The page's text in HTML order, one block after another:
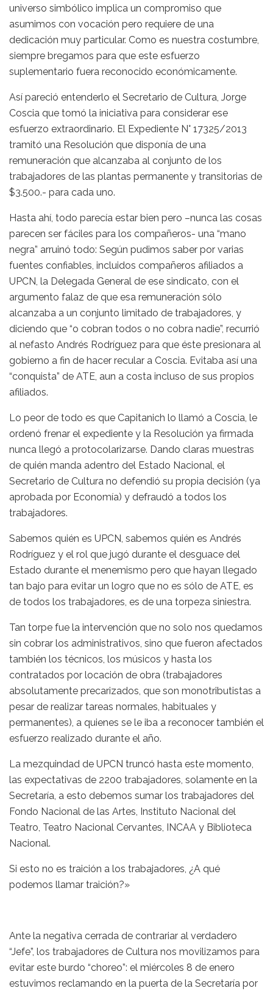
universo simbólico implica un compromiso que
asumimos con vocación pero requiere de una
dedicación muy particular. Como es nuestra costumbre,
siempre bregamos para que este esfuerzo
suplementario fuera reconocido económicamente.
Así pareció entenderlo el Secretario de Cultura, Jorge
Coscia que tomó la iniciativa para considerar ese
esfuerzo extraordinario. El Expediente N° 17325/2013
tramitó una Resolución que disponía de una
remuneración que alcanzaba al conjunto de los
trabajadores de las plantas permanente y transitorias de
$3.500.- para cada uno.
Hasta ahí, todo parecía estar bien pero –nunca las cosas
parecen ser fáciles para los compañeros- una “mano
negra” arruinó todo: Según pudimos saber por varias
fuentes confiables, incluidos compañeros afiliados a
UPCN, la Delegada General de ese sindicato, con el
argumento falaz de que esa remuneración sólo
alcanzaba a un conjunto limitado de trabajadores, y
diciendo que “o cobran todos o no cobra nadie”, recurrió
al nefasto Andrés Rodríguez para que éste presionara al
gobierno a fin de hacer recular a Coscia. Evitaba así una
“conquista” de ATE, aun a costa incluso de sus propios
afiliados.
Lo peor de todo es que Capitanich lo llamó a Coscia, le
ordenó frenar el expediente y la Resolución ya firmada
nunca llegó a protocolarizarse. Dando claras muestras
de quién manda adentro del Estado Nacional, el
Secretario de Cultura no defendió su propia decisión (ya
aprobada por Economía) y defraudó a todos los
trabajadores.
Sabemos quién es UPCN, sabemos quién es Andrés
Rodríguez y el rol que jugó durante el desguace del
Estado durante el menemismo pero que hayan llegado
tan bajo para evitar un logro que no es sólo de ATE, es
de todos los trabajadores, es de una torpeza siniestra.
Tan torpe fue la intervención que no solo nos quedamos
sin cobrar los administrativos, sino que fueron afectados
también los técnicos, los músicos y hasta los
contratados por locación de obra (trabajadores
absolutamente precarizados, que son monotributistas a
pesar de realizar tareas normales, habituales y
permanentes), a quienes se le iba a reconocer también el
esfuerzo realizado durante el año.
La mezquindad de UPCN truncó hasta este momento,
las expectativas de 2200 trabajadores, solamente en la
Secretaría, a esto debemos sumar los trabajadores del
Fondo Nacional de las Artes, Instituto Nacional del
Teatro, Teatro Nacional Cervantes, INCAA y Biblioteca
Nacional.
Si esto no es traición a los trabajadores, ¿A qué
podemos llamar traición?»
Ante la negativa cerrada de contrariar al verdadero
“Jefe”, los trabajadores de Cultura nos movilizamos para
evitar este burdo “choreo”: el miércoles 8 de enero
estuvimos reclamando en la puerta de la Secretaría por